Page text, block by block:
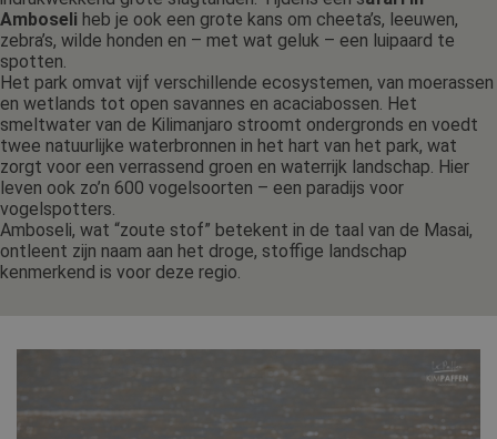
Amboseli heb je ook een grote kans om cheeta’s, leeuwen,
zebra’s, wilde honden en – met wat geluk – een luipaard te
spotten.
Het park omvat vijf verschillende ecosystemen, van moerassen
en wetlands tot open savannes en acaciabossen. Het
smeltwater van de Kilimanjaro stroomt ondergronds en voedt
twee natuurlijke waterbronnen in het hart van het park, wat
zorgt voor een verrassend groen en waterrijk landschap. Hier
leven ook zo’n 600 vogelsoorten – een paradijs voor
vogelspotters.
Amboseli, wat “zoute stof” betekent in de taal van de Masai,
ontleent zijn naam aan het droge, stoffige landschap
kenmerkend is voor deze regio.